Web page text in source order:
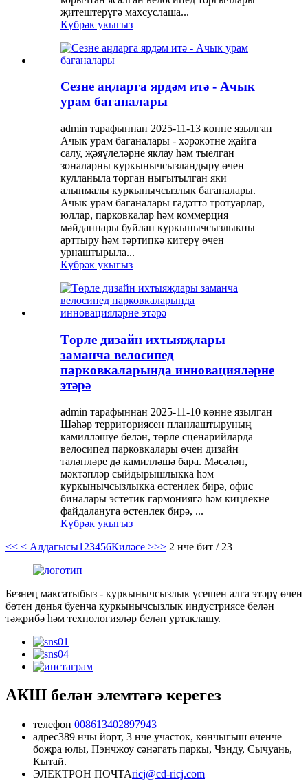
җитештерүгә махсуслаша...
Күбрәк укыгыз
Сезне аңларга ярдәм итә - Ачык
урам баганалары
admin тарафыннан 2025-11-13 көнне язылган
Ачык урам баганалары - хәрәкәтне җайга
салу, җәяүлеләрне яклау һәм тыелган
зоналарны куркынычсызландыру өчен
кулланыла торган ныгытылган яки
алынмалы куркынычсызлык баганалары.
Ачык урам баганалары гадәттә тротуарлар,
юллар, парковкалар һәм коммерция
мәйданнары буйлап куркынычсызлыкны
арттыру һәм тәртипкә китерү өчен
урнаштырыла...
Күбрәк укыгыз
Төрле дизайн ихтыяҗлары
заманча велосипед
парковкаларында инновацияләрне
этәрә
admin тарафыннан 2025-11-10 көнне язылган
Шәһәр территориясен планлаштыруның
камилләшүе белән, төрле сценарийларда
велосипед парковкалары өчен дизайн
таләпләре дә камилләшә бара. Мәсәлән,
мәктәпләр сыйдырышлыкка һәм
куркынычсызлыкка өстенлек бирә, офис
биналары эстетик гармониягә һәм киңлекне
файдалануга өстенлек бирә, ...
Күбрәк укыгыз
<< < Алдагысы1 23456Киләсе >>> 2 нче бит / 23
Безнең максатыбыз - куркынычсызлык үсешен алга этәрү өчен
бөтен дөнья буенча куркынычсызлык индустриясе белән
тәҗрибә һәм технологияләр белән уртаклашу.
АКШ белән элемтәгә керегез
телефон 008613402897943
адрес389 нчы йорт, 3 нче участок, көнчыгыш өченче
боҗра юлы, Пэнчжоу сәнәгать паркы, Чэнду, Сычуань,
Кытай.
ЭЛЕКТРОН ПОЧТАricj@cd-ricj.com